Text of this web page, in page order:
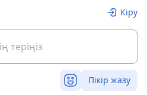
Кіру
Пікір жазу